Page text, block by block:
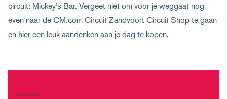
circuit: Mickey’s Bar. Vergeet niet om voor je weggaat nog
even naar de CM.com Circuit Zandvoort Circuit Shop te gaan
en hier een leuk aandenken aan je dag te kopen.